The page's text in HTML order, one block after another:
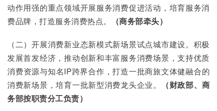
动作用强的重点领域开展服务消费促进活动，培育服务消
费品牌，打造服务消费热点。
（商务部牵头）
（二）开展消费新业态新模式新场景试点城市建设。积极
发展首发经济，推动创新和丰富服务消费场景，支持优质
消费资源与知名IP跨界合作，打造一批商旅文体健融合的
消费新场景，培育一批新型消费龙头企业。
（财政部、商
务部按职责分工负责）